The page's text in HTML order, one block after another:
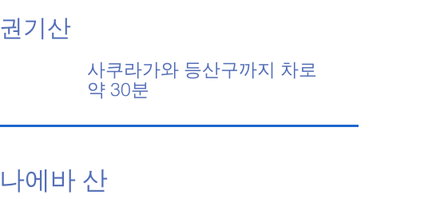
권기산
사쿠라가와 등산구까지 차로
약 30분
나에바 산